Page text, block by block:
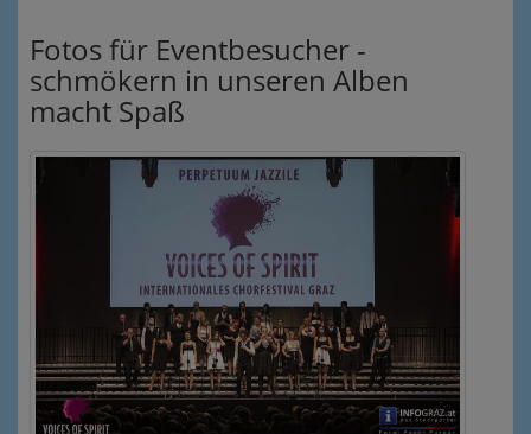
Fotos für Eventbesucher -
schmökern in unseren Alben
macht Spaß